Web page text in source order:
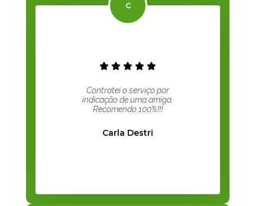
Contratei o serviço por
indicação de uma amiga.
Recomendo 100%!!!
Carla Destri